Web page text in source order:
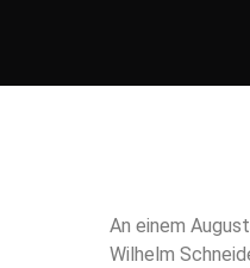
An einem
Wilhelm